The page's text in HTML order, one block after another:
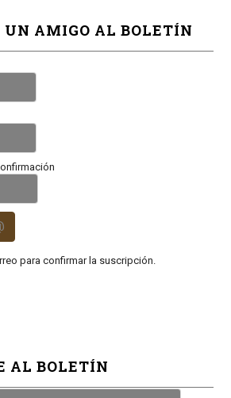
UN AMIGO AL BOLETÍN
para confirmar la suscripción.
AL BOLETÍN